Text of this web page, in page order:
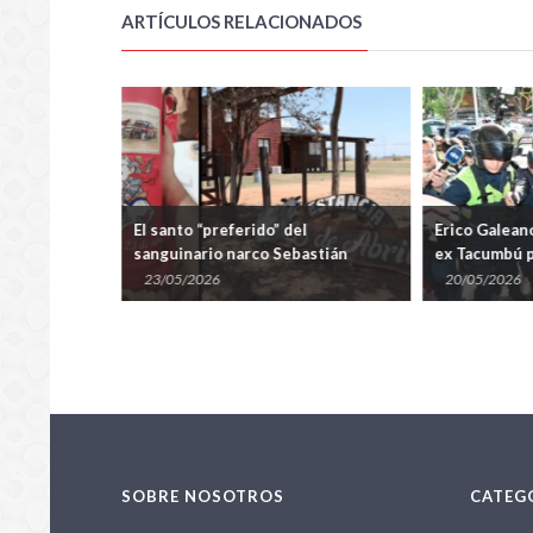
ARTÍCULOS RELACIONADOS
El santo “preferido” del
sanguinario narco Sebastián
Marset
23/05/2026
Erico
ex Tacumbú
preventiva
20/05/2026
SOBRE NOSOTROS